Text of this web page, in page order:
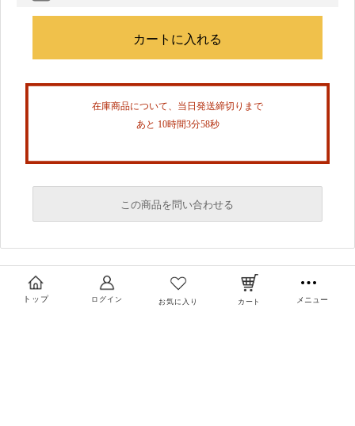
在庫商品について、当日発送締切りまで
あと 10時間3分57秒
この商品を問い合わせる
トップ ログイン お気に入り カート メニュー